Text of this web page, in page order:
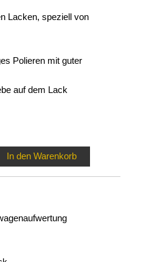
Lacken, speziell von
Polieren mit guter
auf dem Lack
In den Warenkorb